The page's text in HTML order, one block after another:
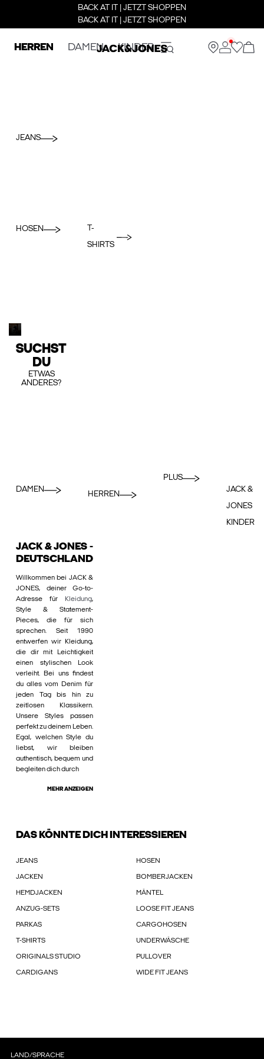
BACK AT IT | JETZT SHOPPEN
BACK AT IT | JETZT SHOPPEN
HERREN DAMEN KINDER
JEANS
HOSEN
T-
SHIRTS
SUCHST
DU
ETWAS
ANDERES?
DAMEN
HERREN
PLUS
JACK &
JONES
KINDER
JACK & JONES -
DEUTSCHLAND
Willkommen bei JACK &
JONES, deiner Go-to-
Adresse für
Kleidung,
Style & Statement-
Pieces, die für sich
sprechen. Seit 1990
entwerfen wir Kleidung,
die dir mit Leichtigkeit
einen stylischen Look
verleiht. Bei uns findest
du alles vom Denim für
jeden Tag bis hin zu
zeitlosen Klassikern.
Unsere Styles passen
perfekt zu deinem Leben.
Egal, welchen Style du
liebst, wir bleiben
authentisch, bequem und
begleiten dich durch
MEHR ANZEIGEN
DAS KÖNNTE DICH INTERESSIEREN
JEANS HOSEN
JACKEN BOMBERJACKEN
HEMDJACKEN MÄNTEL
ANZUG-SETS LOOSE FIT JEANS
PARKAS CARGOHOSEN
T-SHIRTS UNDERWÄSCHE
ORIGINALS STUDIO PULLOVER
CARDIGANS WIDE FIT JEANS
LAND/SPRACHE